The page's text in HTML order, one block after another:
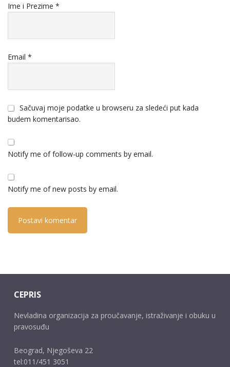
Ime i Prezime *
Email *
Sačuvaj moje podatke u browseru za sledeći put kada
budem komentarisao.
Notify me of follow-up comments by email.
Notify me of new posts by email.
CEPRIS
Nevladina organizacija za proučavanje, istraživanje i obuku u
pravosuđu
Beograd, Njegoševa 22
tel:011/451 3051